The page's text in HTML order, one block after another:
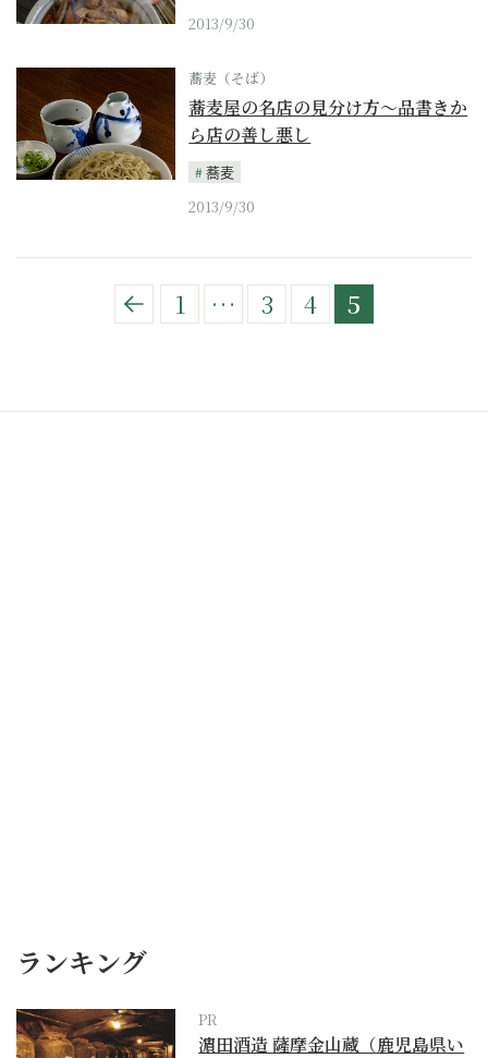
2013/9/30
蕎麦（そば）
蕎麦屋の名店の見分け方～品書きか
ら店の善し悪し
蕎麦
2013/9/30
1 … 3 4 5
ランキング
PR
濵田酒造 薩摩金山蔵（鹿児島県い